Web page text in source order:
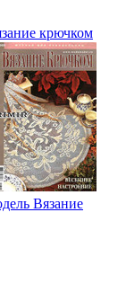
крючком
Вязание